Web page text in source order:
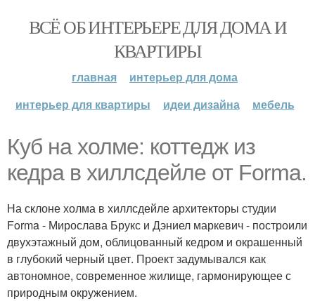
ВСЁ ОБ ИНТЕРЬЕРЕ ДЛЯ ДОМА И
КВАРТИРЫ
главная
интерьер для дома
интерьер для квартиры
идеи дизайна мебель
Куб на холме: коттедж из
кедра в хиллсдейле от Forma.
На склоне холма в хиллсдейле архитекторы студии
Forma - Мирослава Брукс и Дэниел маркевич - построили
двухэтажный дом, облицованный кедром и окрашенный
в глубокий черный цвет. Проект задумывался как
автономное, современное жилище, гармонирующее с
природным окружением.